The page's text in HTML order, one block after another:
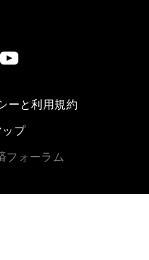
ーと利用規約
プ
フォーラム